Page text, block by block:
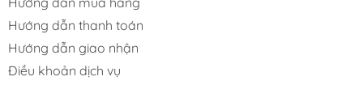
Hướng dẫn thanh toán
Hướng dẫn giao nhận
Điều khoản dịch vụ